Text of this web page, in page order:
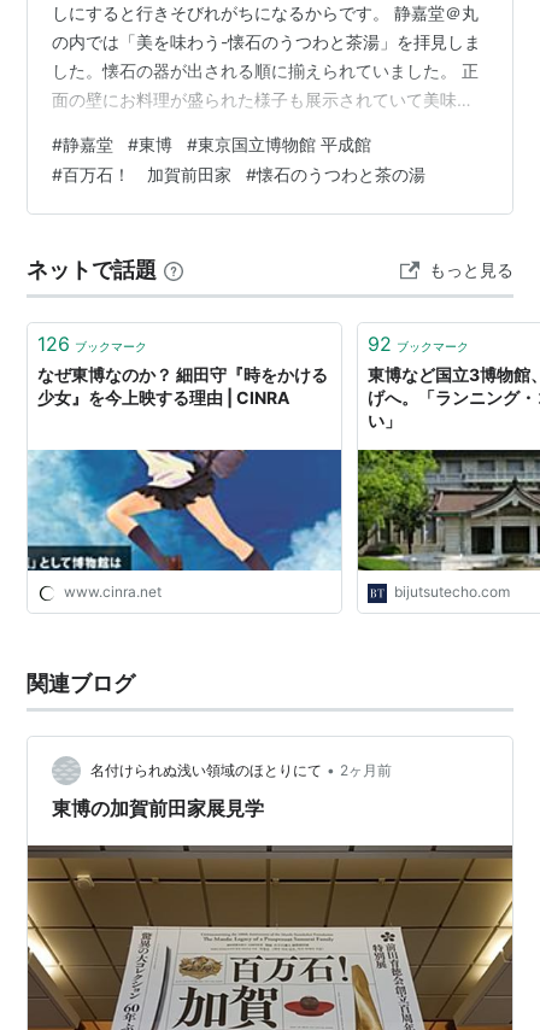
しにすると行きそびれがちになるからです。 静嘉堂＠丸
の内では「美を味わう-懐石のうつわと茶湯」を拝見しま
した。懐石の器が出される順に揃えられていました。 正
面の壁にお料理が盛られた様子も展示されていて美味し
と後期でお席の季節が違っていたとか。もっと早く気づ
いていれば２倍楽しめたのですが。 お茶室やお道具、懐
石の器は「これ買っちゃった」「あの人に見せてあげよ
なので、お茶事は、同じくらいわかっている人を集めて
その時間を楽しみたいというクローズドな空間…
#静嘉堂 #東博 #東京国立博物館 平成館
#百万石！ 加賀前田家 #懐石のうつわと茶の湯
ネットで話題 もっと見る
126 ブックマーク
なぜ東博なのか？ 細田守『時をかける
少女』を今上映する理由 | CINRA
www.cinra.net
92 ブックマーク
東博など国立3博物館
げへ。「ランニング
い」
bijutsutecho.com
関連ブログ
名付けられぬ浅い領域のほとりにて • 2ヶ月前
東博の加賀前田家展見学